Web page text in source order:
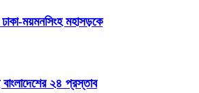
ঢাকা-ময়মনসিংহ মহাসড়কে
২৪ প্রস্তাব